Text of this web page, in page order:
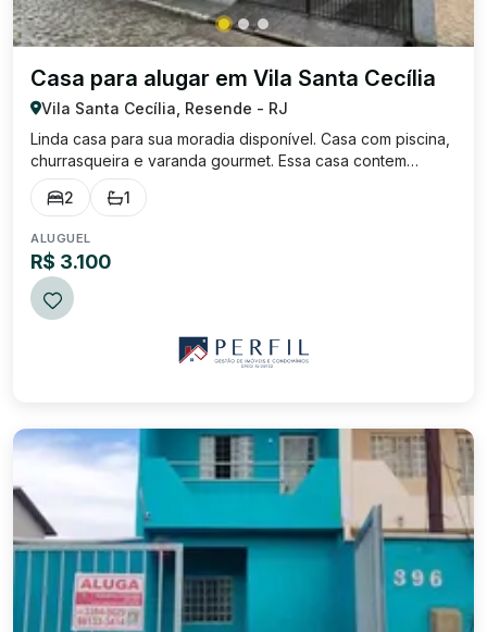
Casa para alugar em Vila Santa Cecília
Vila Santa Cecília, Resende - RJ
Linda casa para sua moradia disponível. Casa com piscina,
churrasqueira e varanda gourmet. Essa casa contem
quarto com armário planejado (closet) e suíte reversível.
Cozinha com armário e bancada com copa, podendo
2 1
ALUGUEL
R$ 3.100